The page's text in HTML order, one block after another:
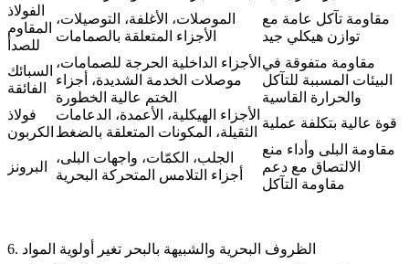
الفولاذ
المقاوم
للصدأ
الموصلات، الأغلفة، التوصيلات،
الأجزاء المتعلقة بالصمامات
مقاومة تآكل عامة مع
توازن هيكلي جيد
السبائك
الفائقة
الأجزاء الداخلية الحرجة للصمامات،
موصلات الخدمة الشديدة، أجزاء
الختم عالية الخطورة
مقاومة متفوقة في
البيئات المسببة للتآكل
والحرارة القاسية
فولاذ
الكربون
الأجزاء الهيكلية، الأعمدة، الدعامات
الثقيلة، المكونات المتعلقة بالضغط
قوة عالية بتكلفة عملية
البرونز
الجلب، الكمّات، واجهات البلى،
أجزاء التلامس المتحركة البحرية
مقاومة البلى وأداء منع
الالتصاق مع دعم
مقاومة التآكل
6. الظروف البحرية والشبيهة بالبحر تغير أولوية المواد